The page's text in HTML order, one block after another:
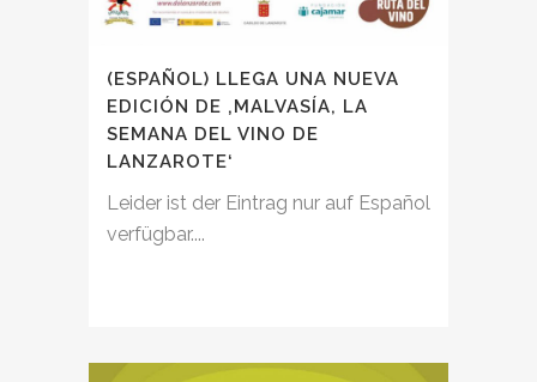
(ESPAÑOL) LLEGA UNA NUEVA
EDICIÓN DE ‚MALVASÍA, LA
SEMANA DEL VINO DE
LANZAROTE‘
Leider ist der Eintrag nur auf Español
verfügbar....